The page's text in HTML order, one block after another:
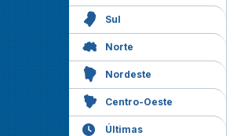
Sul
Norte
Nordeste
Centro-Oeste
Últimas